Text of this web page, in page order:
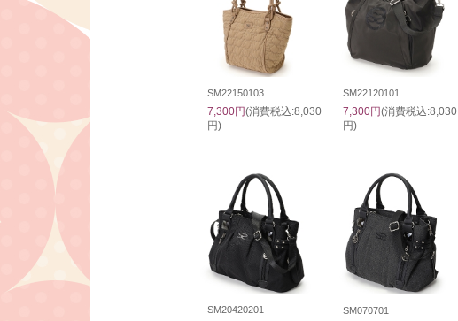
SM22150103
7,300円(消費税込:8,030
円)
SM22120101
7,300円(消費税込:8,030
円)
SM20420201 SM070701